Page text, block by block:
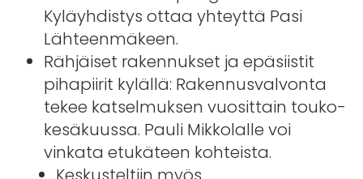
Kyläyhdistys ottaa yhteyttä Pasi
Lähteenmäkeen.
Rähjäiset rakennukset ja epäsiistit
pihapiirit kylällä: Rakennusvalvonta
tekee katselmuksen vuosittain touko-
kesäkuussa. Pauli Mikkolalle voi
vinkata etukäteen kohteista.